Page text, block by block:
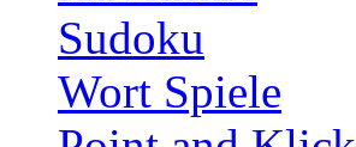
Sudoku
Wort Spiele